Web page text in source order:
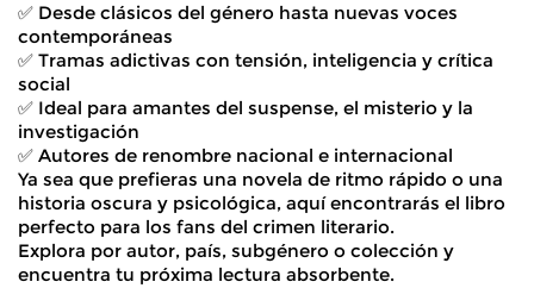
✅ Desde clásicos del género hasta nuevas voces
contemporáneas
✅ Tramas adictivas con tensión, inteligencia y crítica
social
✅ Ideal para amantes del suspense, el misterio y la
investigación
✅ Autores de renombre nacional e internacional
Ya sea que prefieras una novela de ritmo rápido o una
historia oscura y psicológica, aquí encontrarás el libro
perfecto para los fans del crimen literario.
Explora por autor, país, subgénero o colección y
encuentra tu próxima lectura absorbente.